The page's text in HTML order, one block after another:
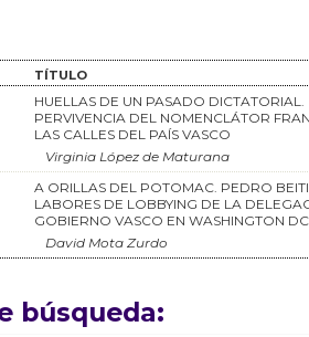
TÍTULO
HUELLAS DE UN PASADO DICTATORIAL.
PERVIVENCIA DEL NOMENCLÁTOR
LAS CALLES DEL PAÍS VASCO
Virginia López de Maturana
A ORILLAS DEL POTOMAC. PEDRO
LABORES DE LOBBYING DE LA
GOBIERNO VASCO EN WASHINGTON DC
David Mota Zurdo
búsqueda: